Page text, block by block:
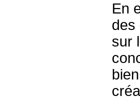
En
des
sur